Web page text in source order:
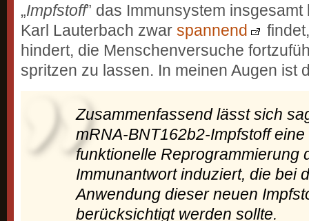
„Impfstoff” das Immunsystem
Karl Lauterbach zwar spannend
hindert, die Menschenversuche
spritzen zu lassen. In meinen Augen ist
Zusammenfassend lässt sich
mRNA-BNT162b2-Impfstoff
funktionelle Reprogrammierung
Immunantwort induziert, die bei
Anwendung dieser neuen
berücksichtigt werden sollte.